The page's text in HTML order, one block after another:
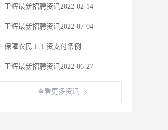
· 卫辉最新招聘资讯2022-02-14
· 卫辉最新招聘资讯2022-07-04
· 保障农民工工资支付条例
· 卫辉最新招聘资讯2022-06-27
查看更多资讯